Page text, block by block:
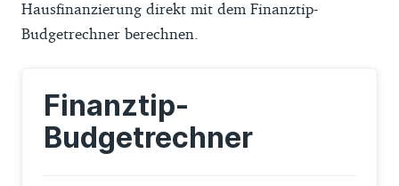
Hausfinanzierung direkt mit dem Finanztip-
Budgetrechner berechnen.
Finanztip-
Budgetrechner